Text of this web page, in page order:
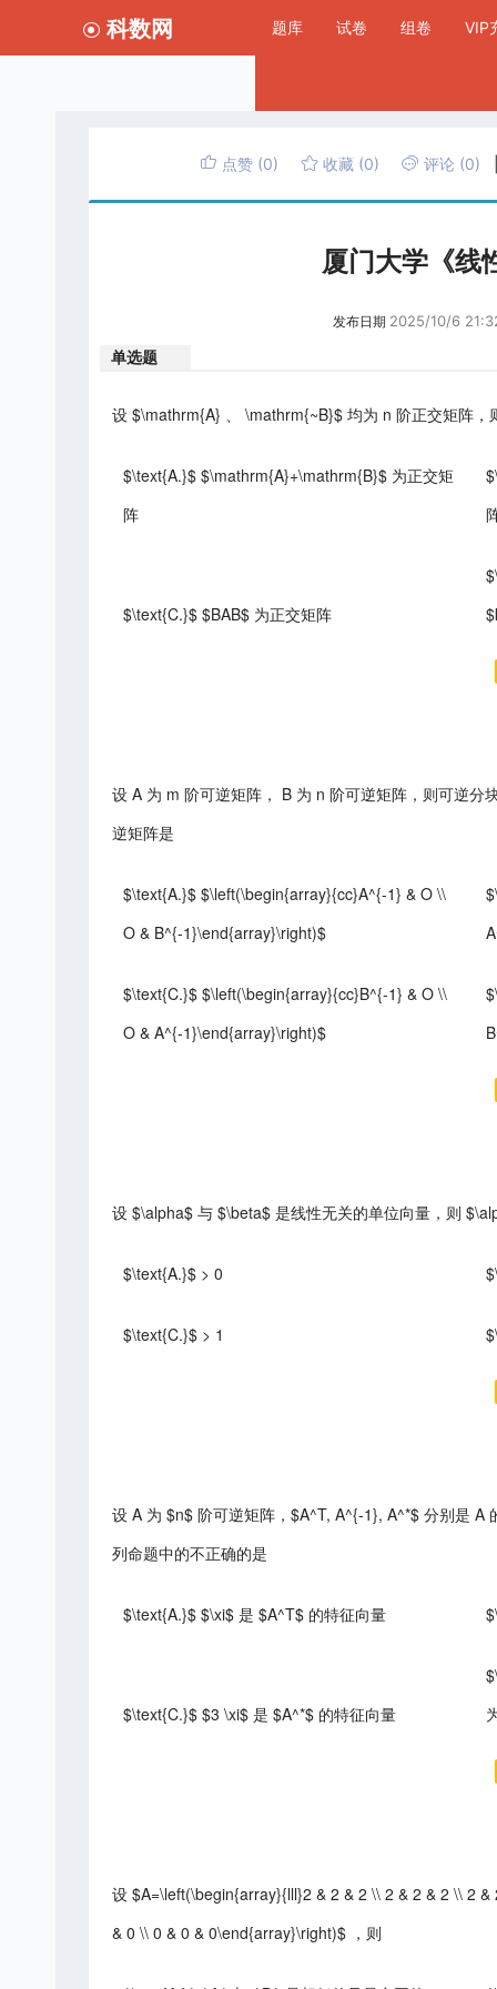
科数网 题库 试卷 组卷 VIP
点赞 (0) 收藏 (0) 评论 (0)
厦门大学《线
发布日期 2025/10/6
单选题
设 $\mathrm{A} 、 \mathrm{~B}$ 均为 n 阶正交矩阵，
$\text{A.}$ $\mathrm{A}+\mathrm{B}$ 为正交矩
阵
$\text{C.}$ $BAB$ 为正交矩阵
设 A 为 m 阶可逆矩阵， B 为 n 阶可逆矩阵，则可逆
逆矩阵是
$\text{A.}$ $\left(\begin{array}{cc}A^{-1} & O \\
O & B^{-1}\end{array}\right)$
$\text{C.}$ $\left(\begin{array}{cc}B^{-1} & O \\
O & A^{-1}\end{array}\right)$
设 $\alpha$ 与 $\beta$ 是线性无关的单位向量，则
$\text{A.}$ > 0
$\text{C.}$ > 1
设 A 为 $n$ 阶可逆矩阵，$A^T, A^{-1}, A^*$ 分别是 A
列命题中的不正确的是
$\text{A.}$ $\xi$ 是 $A^T$ 的特征向量
$\text{C.}$ $3 \xi$ 是 $A^*$ 的特征向量
设 $A=\left(\begin{array}{lll}2 & 2 & 2 \\ 2 & 2 & 2 \\ 2
& 0 \\ 0 & 0 & 0\end{array}\right)$ ，则